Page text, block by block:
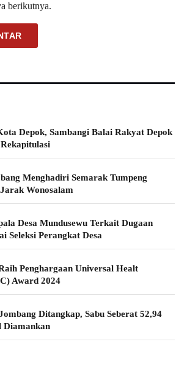
berikutnya.
Depok, Sambangi Balai Rakyat Depok
Menghadiri Semarak Tumpeng
Wonosalam
Desa Mundusewu Terkait Dugaan
Seleksi Perangkat Desa
Penghargaan Universal Healt
Award 2024
Ditangkap, Sabu Seberat 52,94
Diamankan